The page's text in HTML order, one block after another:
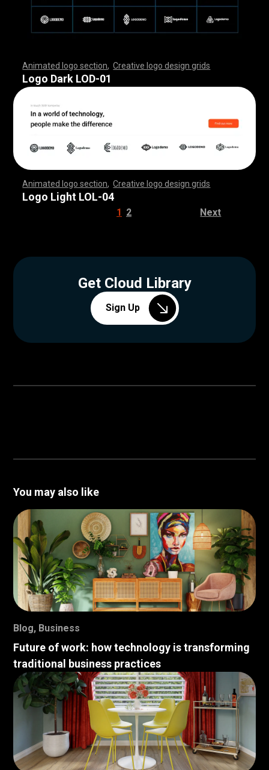
Animated logo section ,Creative logo design grids
,,,,,,,,,,,,,,,,,,,,,,,, ,,,,,,,,,,,,,,,,,,,,,,,,,,,,
,,,,,,,,,,,,,,,,,,,,,,,, ,,,,,,,,,,,,,,,,,,,,,
Logo Dark LOD-01
Animated logo section ,Creative logo design grids
,,,,,,,,,,,,,,,,,,,,,,,, ,,,,,,,,,,,,,,,,,,,,,,,,,,,,
,,,,,,,,,,,,,,,,,,,,,,,, ,,,,,,,,,,,,,,,,,,,,,
Logo Light LOL-04
1 2 Next
Get Cloud Library
Sign Up
You may also like
Blog, Business
Future of work: how technology is transforming
traditional business practices